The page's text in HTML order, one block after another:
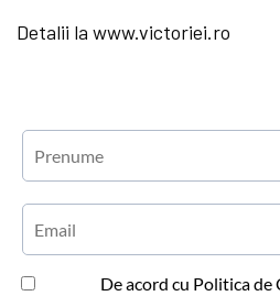
Detalii la www.victoriei.ro